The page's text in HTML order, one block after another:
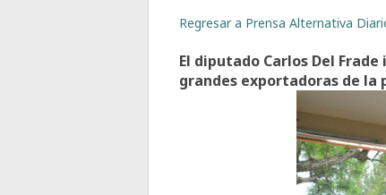
Regresar a Prensa Alternativa
El diputado Carlos Del
grandes exportadoras de la